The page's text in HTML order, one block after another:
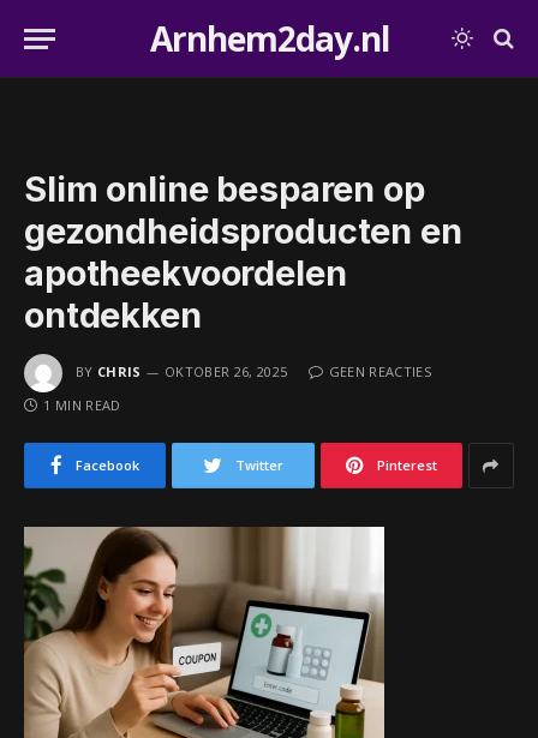
Arnhem2day.nl
Slim online besparen op
gezondheidsproducten en
apotheekvoordelen
ontdekken
BY CHRIS OKTOBER 26, 2025
GEEN REACTIES
1 MIN READ
Facebook Twitter Pinterest